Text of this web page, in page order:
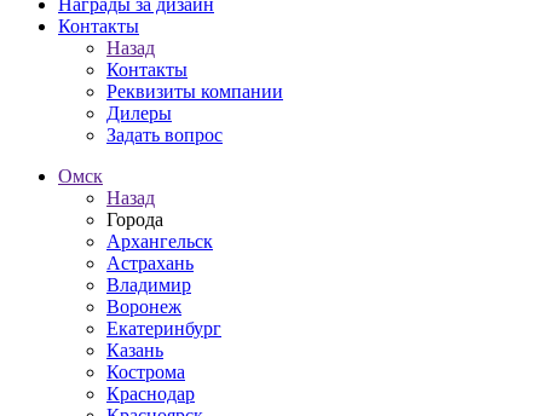
Награды за дизайн
Контакты
Назад
Контакты
Реквизиты компании
Дилеры
Задать вопрос
Омск
Назад
Города
Архангельск
Астрахань
Владимир
Воронеж
Екатеринбург
Казань
Кострома
Краснодар